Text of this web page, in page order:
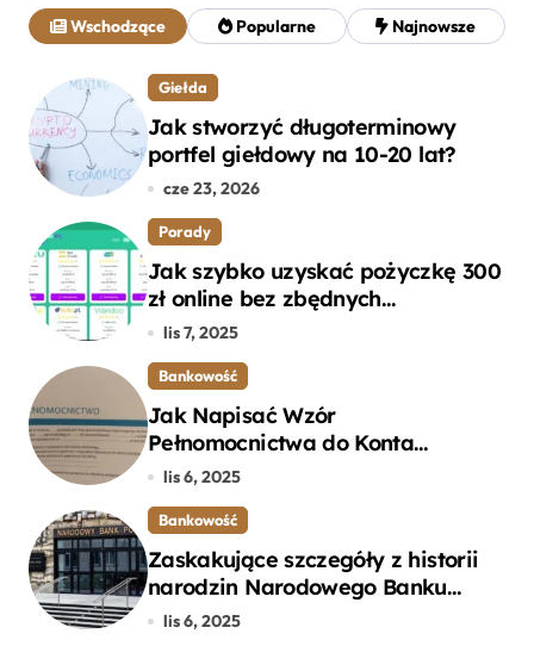
j
:
Wschodzące Popularne Najnowsze
Giełda
Jak stworzyć długoterminowy
portfel giełdowy na 10-20 lat?
cze 23, 2026
Porady
Jak szybko uzyskać pożyczkę 300
zł online bez zbędnych
formalności?
lis 7, 2025
Bankowość
Jak Napisać Wzór
Pełnomocnictwa do Konta
Bankowego – Praktyczny
lis 6, 2025
Bankowość
Zaskakujące szczegóły z historii
narodzin Narodowego Banku
Polskiego, o których mogłeś nie
lis 6, 2025